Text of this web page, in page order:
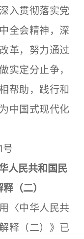
入贯彻落实党
全会精神，深
革，努力通过
实定分止争，
帮助，践行和
中国式现代化
号
人民共和国民
（二）
〈中华人民共
释（二）》已